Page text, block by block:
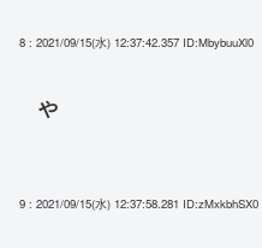
8 : 2021/09/15(水) 12:37:42.357 ID:MbybuuXl0
や
9 : 2021/09/15(水) 12:37:58.281 ID:zMxkbhSX0